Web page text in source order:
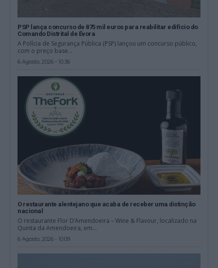
PSP lança concurso de 875 mil euros para reabilitar edifício do
Comando Distrital de Évora
A Polícia de Segurança Pública (PSP) lançou um concurso público,
com o preço base...
6 Agosto, 2026 - 10:36
O restaurante alentejano que acaba de receber uma distinção
nacional
O restaurante Flor D’Amendoeira – Wine & Flavour, localizado na
Quinta da Amendoeira, em...
6 Agosto, 2026 - 10:09